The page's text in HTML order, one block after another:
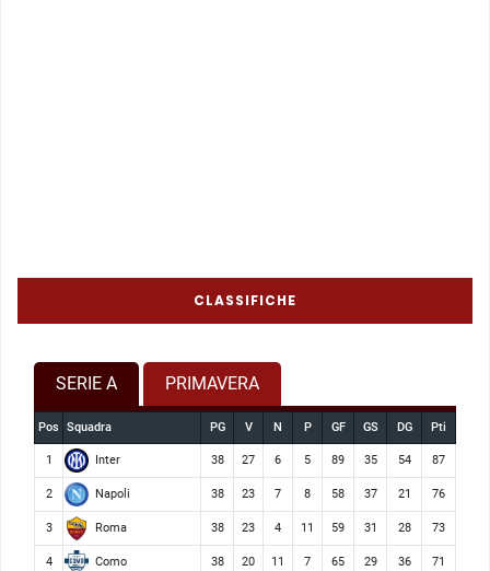
CLASSIFICHE
SERIE A PRIMAVERA
Pos Squadra PG V N P GF GS DG Pti
1 Inter 38 27 6 5 89 35 54 87
2 Napoli 38 23 7 8 58 37 21 76
3 Roma 38 23 4 11 59 31 28 73
4 Como 38 20 11 7 65 29 36 71